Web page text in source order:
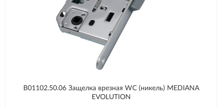
B01102.50.06 Защелка врезная WC (никель) MEDIANA
EVOLUTION